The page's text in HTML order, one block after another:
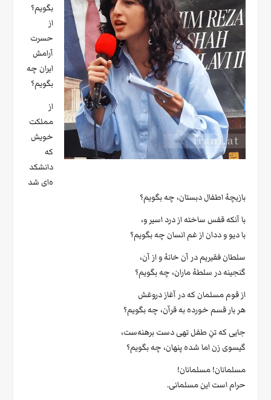
بگویم؟
از
حسرت
آرامش
ایران چه
بگویم؟
از
مملکت
خویش
که
دانشکد
ه‌ای شد
بازیچهٔ اطفال دبستان، چه بگویم؟
با آنکه قفس ساخته از درد اسیر و،
با دیو و ددان از غم انسان چه بگویم؟
سلطان فقیریم در آن خانهٔ و از آن،
گنجینه در سلطهٔ ماران، چه بگویم؟
از قوم مسلمان که در آغاز دروغش
هر بار قسم خورده به قرآن، چه بگویم؟
جایی که تنِ طفل تهی دست برهنه‌ست،
گیسوی زن اما شده پنهان، چه بگویم؟
مسلمانان! مسلمانان!
حرام است این مسلمانی.